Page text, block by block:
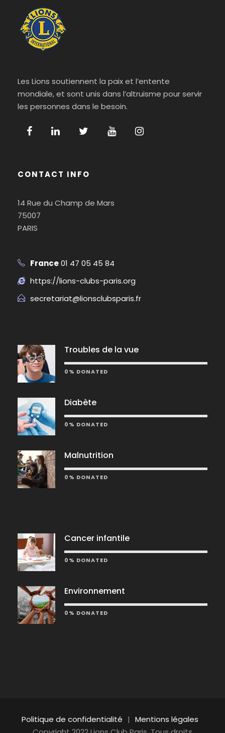
Les Lions soutiennent la paix et l’entente
mondiale, et sont unis dans l’altruisme pour servir
les personnes dans le besoin.
CONTACT INFO
14 Rue du Champ de Mars
75007
PARIS
France01 47 05 45 84
https://lions-clubs-paris.org
secretariat@lionsclubsparis.fr
Troubles de la vue
0% DONATED
Diabète
0% DONATED
Malnutrition
0% DONATED
Cancer infantile
0% DONATED
Environnement
0% DONATED
Politique de confidentialité | Mentions légales